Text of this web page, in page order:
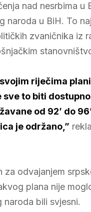
nad nesrbima u
naroda u BiH. To
zvaničnika iz
riječima
to biti
od 92’ do
je održano,”
odvajanjem
plana nije
bili svjesni.